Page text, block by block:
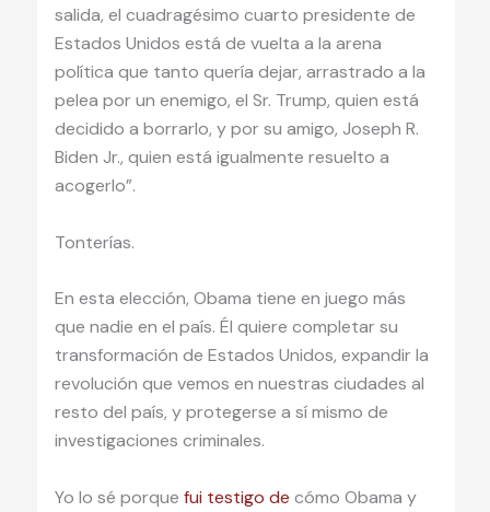
salida, el cuadragésimo cuarto presidente de
Estados Unidos está de vuelta a la arena
política que tanto quería dejar, arrastrado a la
pelea por un enemigo, el Sr. Trump, quien está
decidido a borrarlo, y por su amigo, Joseph R.
Biden Jr., quien está igualmente resuelto a
acogerlo”.
Tonterías.
En esta elección, Obama tiene en juego más
que nadie en el país. Él quiere completar su
transformación de Estados Unidos, expandir la
revolución que vemos en nuestras ciudades al
resto del país, y protegerse a sí mismo de
investigaciones criminales.
Yo lo sé porque fui testigo de cómo Obama y